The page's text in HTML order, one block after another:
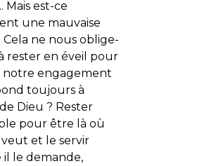
Mais est-ce
une mauvaise
Cela ne nous oblige-
rester en éveil pour
notre engagement
toujours à
de Dieu ? Rester
pour être là où
et le servir
il le demande,